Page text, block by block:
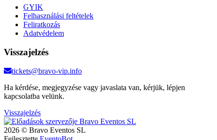
GYIK
Felhasználási feltételek
Feliratkozás
Adatvédelem
Visszajelzés
tickets@bravo-vip.info
Ha kérdése, megjegyzése vagy javaslata van, kérjük, lépjen
kapcsolatba velünk.
Visszajelzés
2026 © Bravo Eventos SL